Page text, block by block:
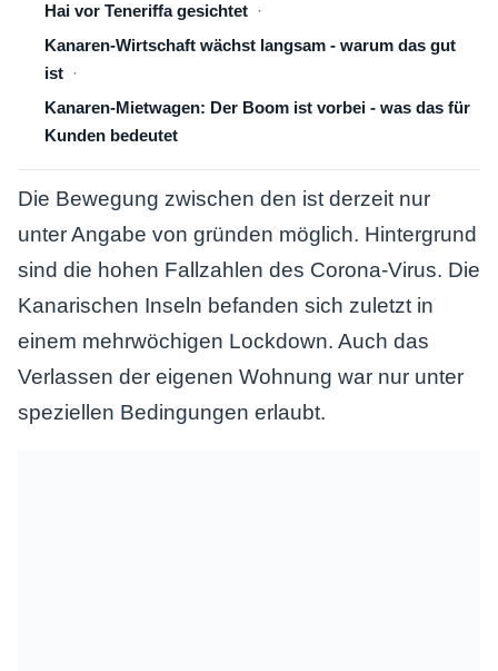
Hai vor Teneriffa gesichtet
Kanaren-Wirtschaft wächst langsam - warum das gut
ist
Kanaren-Mietwagen: Der Boom ist vorbei - was das für
Kunden bedeutet
Die Bewegung zwischen den ist derzeit nur
unter Angabe von gründen möglich. Hintergrund
sind die hohen Fallzahlen des Corona-Virus. Die
Kanarischen Inseln befanden sich zuletzt in
einem mehrwöchigen Lockdown. Auch das
Verlassen der eigenen Wohnung war nur unter
speziellen Bedingungen erlaubt.